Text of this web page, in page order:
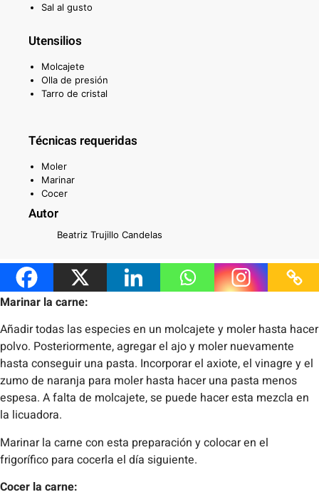
Sal al gusto
Utensilios
Molcajete
Olla de presión
Tarro de cristal
Técnicas requeridas
Moler
Marinar
Cocer
Autor
Beatriz Trujillo Candelas
Preparación
Marinar la carne:
Añadir todas las especies en un molcajete y moler hasta hacer
polvo. Posteriormente, agregar el ajo y moler nuevamente
hasta conseguir una pasta. Incorporar el axiote, el vinagre y el
zumo de naranja para moler hasta hacer una pasta menos
espesa. A falta de molcajete, se puede hacer esta mezcla en
la licuadora.
Marinar la carne con esta preparación y colocar en el
frigorífico para cocerla el día siguiente.
Cocer la carne: